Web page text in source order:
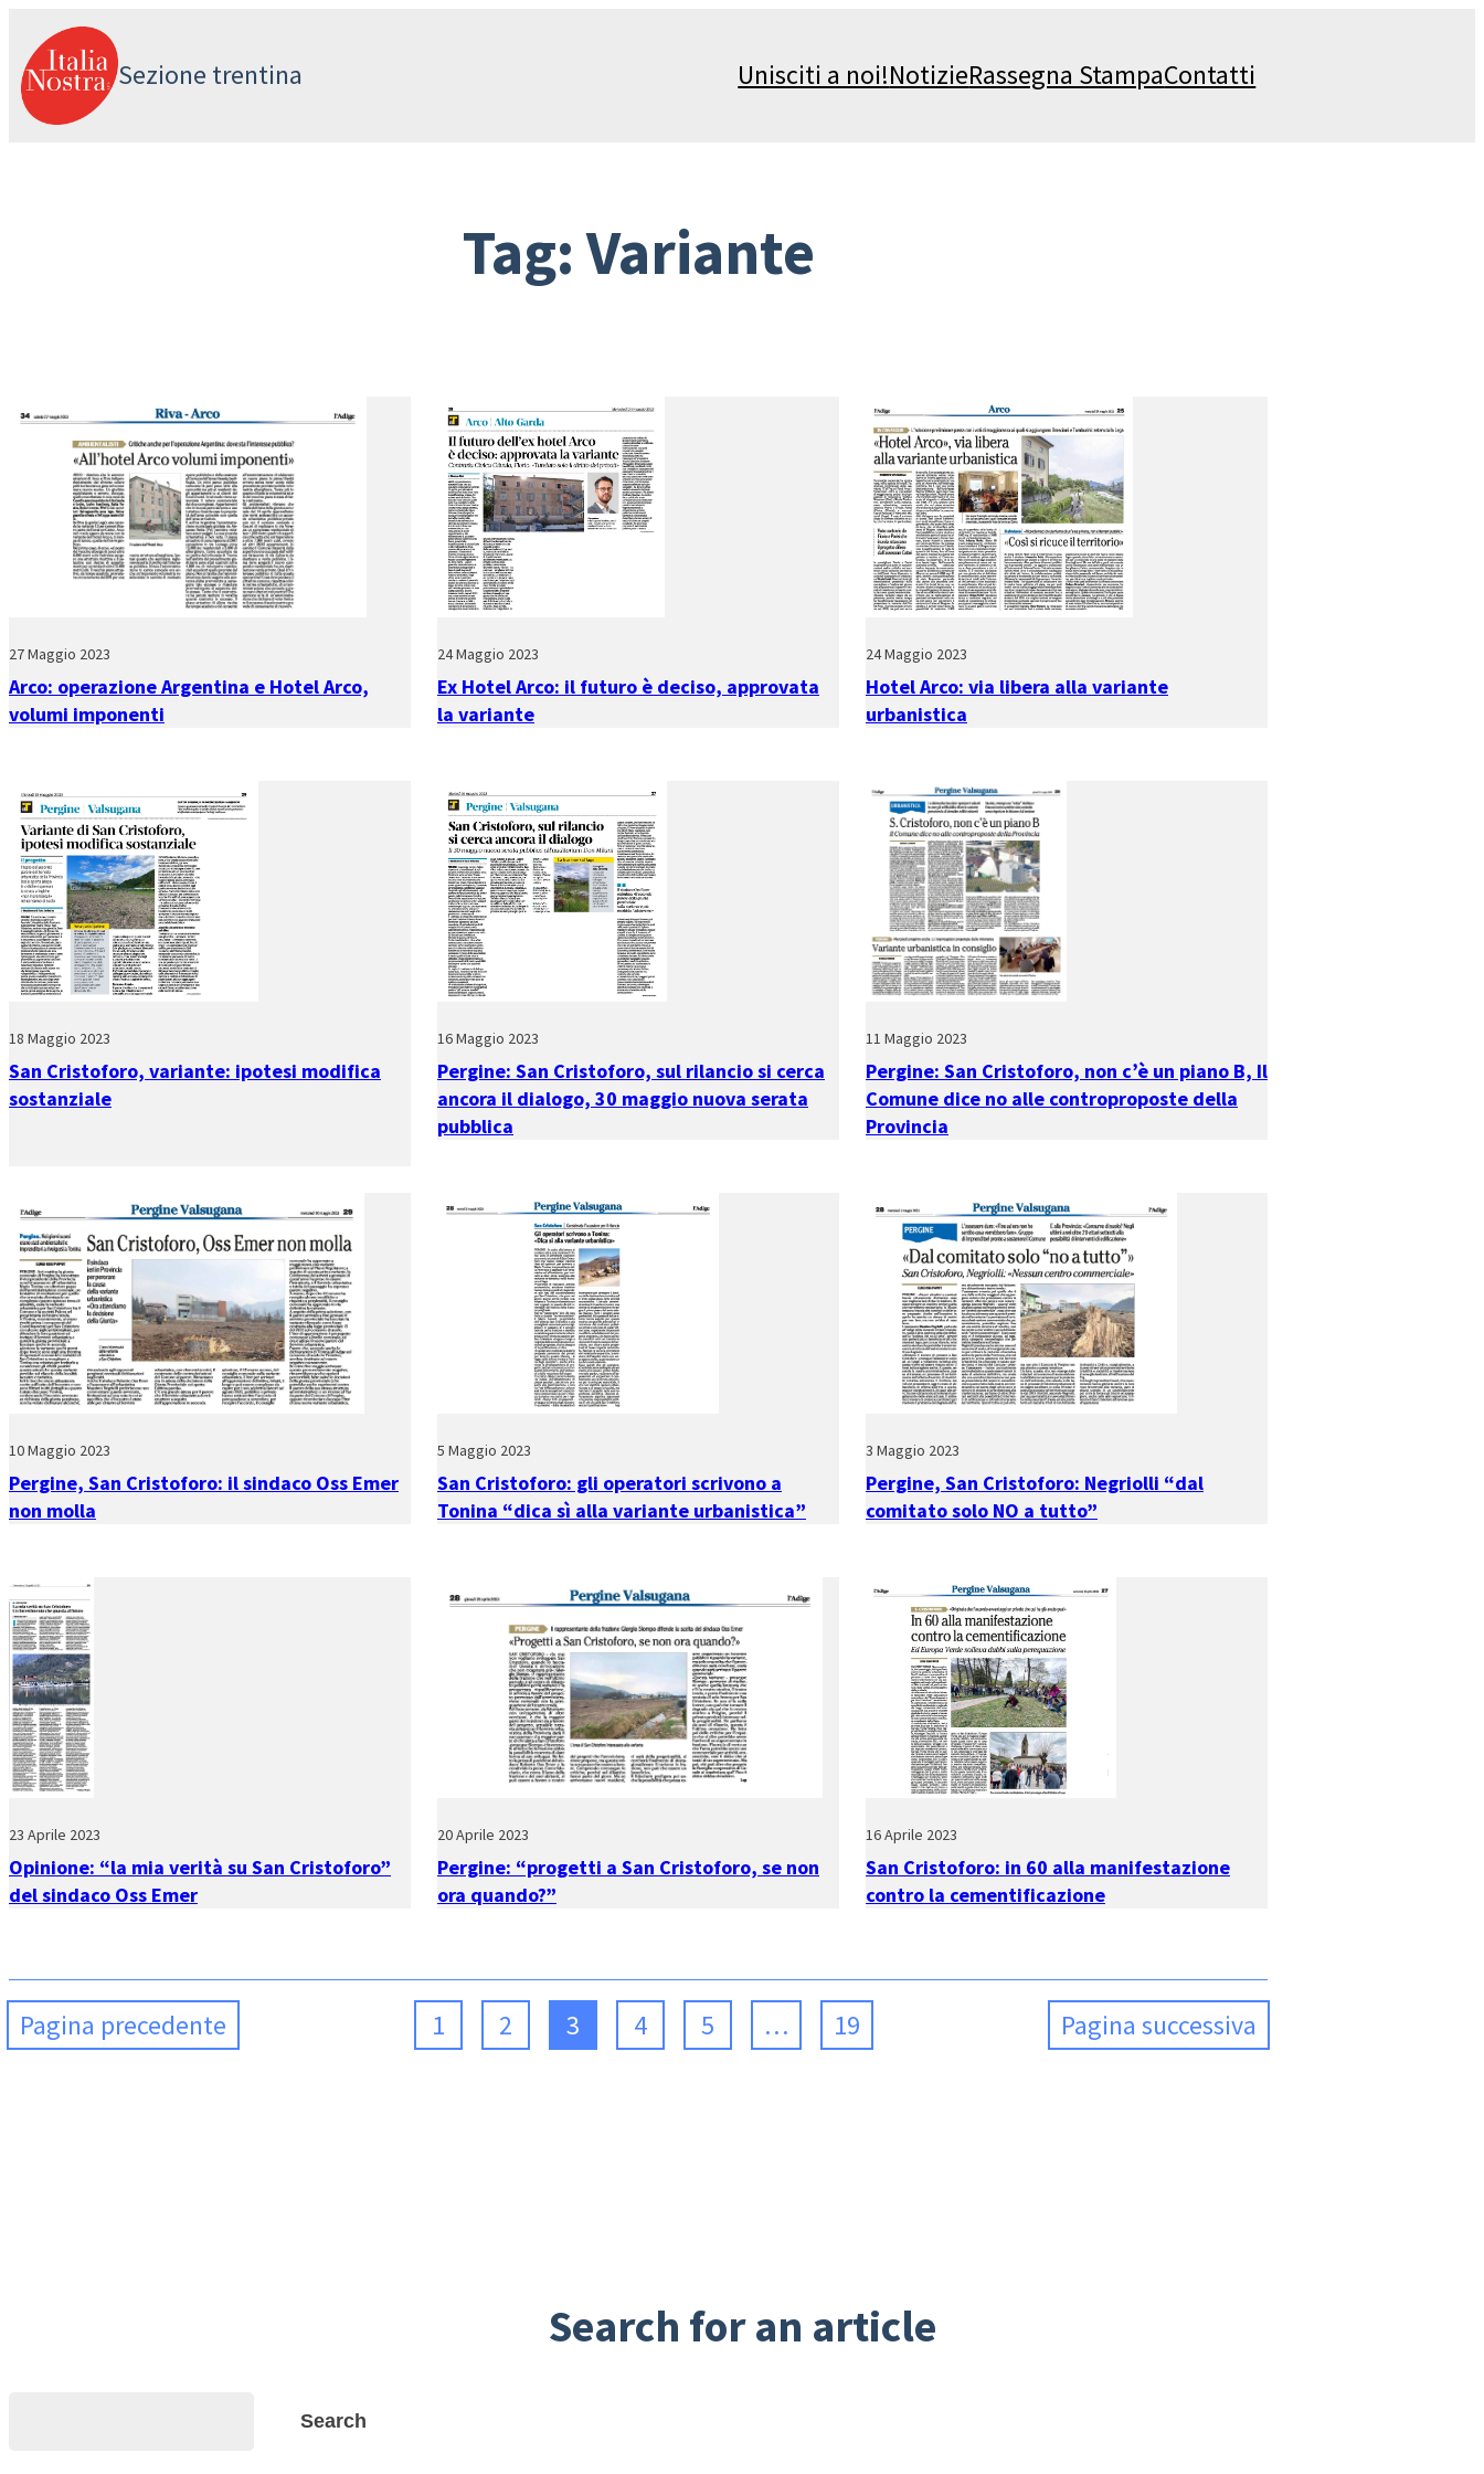
al
contenuto
Sezione trentina Unisciti a noi!NotizieRassegna StampaContatti
Tag:Variante
27 Maggio 2023
Arco: operazione Argentina e Hotel Arco,
volumi imponenti
24 Maggio 2023
Ex Hotel Arco: il futuro è deciso, approvata
la variante
24 Maggio 2023
Hotel Arco: via libera alla variante
urbanistica
18 Maggio 2023
San Cristoforo, variante: ipotesi modifica
sostanziale
16 Maggio 2023
Pergine: San Cristoforo, sul rilancio si cerca
ancora il dialogo, 30 maggio nuova serata
pubblica
11 Maggio 2023
Pergine: San Cristoforo, non c’è un piano B, Il
Comune dice no alle controproposte della
Provincia
10 Maggio 2023
Pergine, San Cristoforo: il sindaco Oss Emer
non molla
5 Maggio 2023
San Cristoforo: gli operatori scrivono a
Tonina “dica sì alla variante urbanistica”
3 Maggio 2023
Pergine, San Cristoforo: Negriolli “dal
comitato solo NO a tutto”
23 Aprile 2023
Opinione: “la mia verità su San Cristoforo”
del sindaco Oss Emer
20 Aprile 2023
Pergine: “progetti a San Cristoforo, se non
ora quando?”
16 Aprile 2023
San Cristoforo: in 60 alla manifestazione
contro la cementificazione
Pagina precedente 1 2 3 4 5 … 19 Pagina successiva
Search for an article
Search